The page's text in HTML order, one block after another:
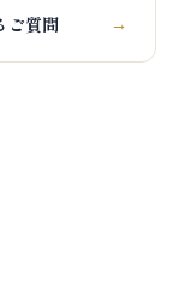
ご質問 →